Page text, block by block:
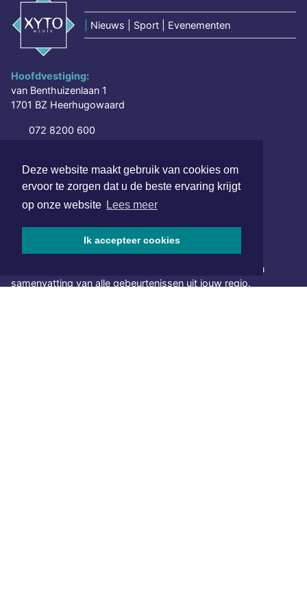
Deze website maakt gebruik van cookies om
ervoor te zorgen dat u de beste ervaring krijgt
op onze website Lees meer
Ik accepteer cookies
Nieuws | Sport | Evenementen
Hoofdvestiging:
van Benthuizenlaan 1
1701 BZ Heerhugowaard
072 8200 600
www.xyto.nl
SOCIAL MEDIA
NIEUWSBRIEF AANMELDEN
Schrijf je in voor onze nieuwsbrief en krijg wekelijks een
samenvatting van alle gebeurtenissen uit jouw regio.